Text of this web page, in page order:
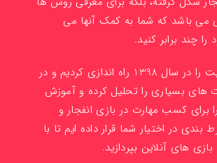
می باشد که شما به کمک آنها می
را چند برابر کنید.
ما این وب سایت را در سال 1398 راه اندازی کردیم و در
های بسیاری را تحلیل کرده و آموزش
برای کسب مهارت در بازی انفجار و
در اختیار شما قرار داده ایم تا با
های آنلاین بپردازید.